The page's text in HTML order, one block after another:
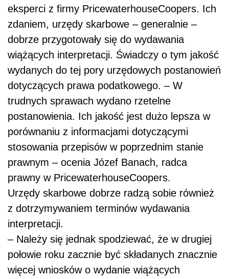
eksperci z firmy PricewaterhouseCoopers. Ich
zdaniem, urzędy skarbowe – generalnie –
dobrze przygotowały się do wydawania
wiążących interpretacji. Świadczy o tym jakość
wydanych do tej pory urzędowych postanowień
dotyczących prawa podatkowego. – W
trudnych sprawach wydano rzetelne
postanowienia. Ich jakość jest dużo lepsza w
porównaniu z informacjami dotyczącymi
stosowania przepisów w poprzednim stanie
prawnym – ocenia Józef Banach, radca
prawny w PricewaterhouseCoopers.
Urzędy skarbowe dobrze radzą sobie również
z dotrzymywaniem terminów wydawania
interpretacji.
– Należy się jednak spodziewać, że w drugiej
połowie roku zacznie być składanych znacznie
więcej wniosków o wydanie wiążących